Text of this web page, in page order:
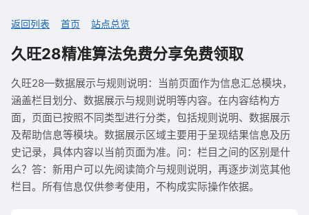
返回列表 首页 站点总览
久旺28精准算法免费分享免费领取
久旺28—数据展示与规则说明：当前页面作为信息汇总模块，
涵盖栏目划分、数据展示与规则说明等内容。在内容结构方
面，页面已按照不同类型进行分类，包括规则说明、数据展示
及帮助信息等模块。数据展示区域主要用于呈现结果信息及历
史记录，具体内容以当前页面为准。问：栏目之间的区别是什
么？答：新用户可以先阅读简介与规则说明，再逐步浏览其他
栏目。所有信息仅供参考使用，不构成实际操作依据。